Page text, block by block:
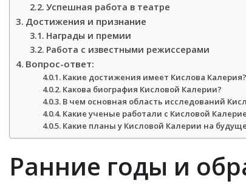
Успешная работа в театре
Достижения и признание
Награды и премии
Работа с известными режиссерами
Вопрос-ответ:
Какие достижения имеет Кислова Калерия?
Какова биография Кисловой Калерии?
В чем основная область исследований
Какие ученые работали с Кисловой
Какие планы у Кисловой Калерии на
Ранние годы и